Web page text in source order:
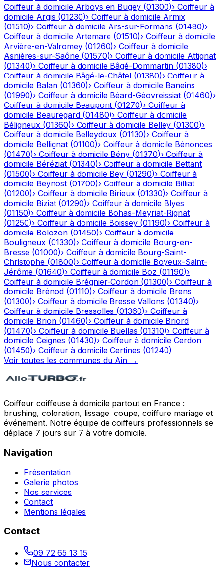
Coiffeur à domicile Arboys en Bugey (01300)› Coiffeur à
domicile Argis (01230)› Coiffeur à domicile Armix
(01510)› Coiffeur à domicile Ars-sur-Formans (01480)›
Coiffeur à domicile Artemare (01510)› Coiffeur à domicile
Arvière-en-Valromey (01260)› Coiffeur à domicile
Asnières-sur-Saône (01570)› Coiffeur à domicile Attignat
(01340)› Coiffeur à domicile Bâgé-Dommartin (01380)›
Coiffeur à domicile Bâgé-le-Châtel (01380)› Coiffeur à
domicile Balan (01360)› Coiffeur à domicile Baneins
(01990)› Coiffeur à domicile Béard-Géovreissiat (01460)›
Coiffeur à domicile Beaupont (01270)› Coiffeur à
domicile Beauregard (01480)› Coiffeur à domicile
Béligneux (01360)› Coiffeur à domicile Belley (01300)›
Coiffeur à domicile Belleydoux (01130)› Coiffeur à
domicile Bellignat (01100)› Coiffeur à domicile Bénonces
(01470)› Coiffeur à domicile Bény (01370)› Coiffeur à
domicile Béréziat (01340)› Coiffeur à domicile Bettant
(01500)› Coiffeur à domicile Bey (01290)› Coiffeur à
domicile Beynost (01700)› Coiffeur à domicile Billiat
(01200)› Coiffeur à domicile Birieux (01330)› Coiffeur à
domicile Biziat (01290)› Coiffeur à domicile Blyes
(01150)› Coiffeur à domicile Bohas-Meyriat-Rignat
(01250)› Coiffeur à domicile Boissey (01190)› Coiffeur à
domicile Bolozon (01450)› Coiffeur à domicile
Bouligneux (01330)› Coiffeur à domicile Bourg-en-
Bresse (01000)› Coiffeur à domicile Bourg-Saint-
Christophe (01800)› Coiffeur à domicile Boyeux-Saint-
Jérôme (01640)› Coiffeur à domicile Boz (01190)›
Coiffeur à domicile Brégnier-Cordon (01300)› Coiffeur à
domicile Brénod (01110)› Coiffeur à domicile Brens
(01300)› Coiffeur à domicile Bresse Vallons (01340)›
Coiffeur à domicile Bressolles (01360)› Coiffeur à
domicile Brion (01460)› Coiffeur à domicile Briord
(01470)› Coiffeur à domicile Buellas (01310)› Coiffeur à
domicile Ceignes (01430)› Coiffeur à domicile Cerdon
(01450)› Coiffeur à domicile Certines (01240)
Voir toutes les communes du Ain →
Coiffeur coiffeuse à domicile partout en France :
brushing, coloration, lissage, coupe, coiffure mariage et
événement. Notre équipe de coiffeurs professionnels se
déplace 7 jours sur 7 à votre domicile.
Navigation
Présentation
Galerie photos
Nos services
Contact
Mentions légales
Contact
09 72 65 13 15
Nous contacter